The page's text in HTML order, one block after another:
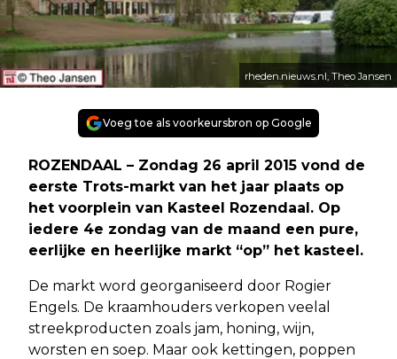
rheden.nieuws.nl, Theo Jansen
Voeg toe als voorkeursbron op Google
ROZENDAAL – Zondag 26 april 2015 vond de
eerste Trots-markt van het jaar plaats op
het voorplein van Kasteel Rozendaal. Op
iedere 4e zondag van de maand een pure,
eerlijke en heerlijke markt “op” het kasteel.
De markt word georganiseerd door Rogier
Engels. De kraamhouders verkopen veelal
streekproducten zoals jam, honing, wijn,
worsten en soep. Maar ook kettingen, poppen